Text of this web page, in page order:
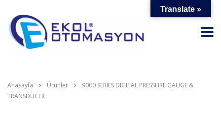
Anasayfa Ürünler
9000 SERIES DIGITAL PRESSURE GAUGE &
TRANSDUCER
Translate »